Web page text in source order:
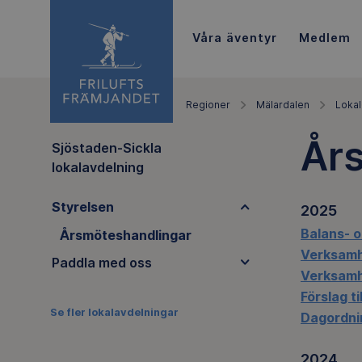
Våra äventyr Medlem
Regioner Mälardalen
Sjöstaden-Sickla
lokalavdelning
Styrelsen
Årsmöteshandlingar
Paddla med oss
Se fler lokalavdelningar
2025
Balans-
Förslag